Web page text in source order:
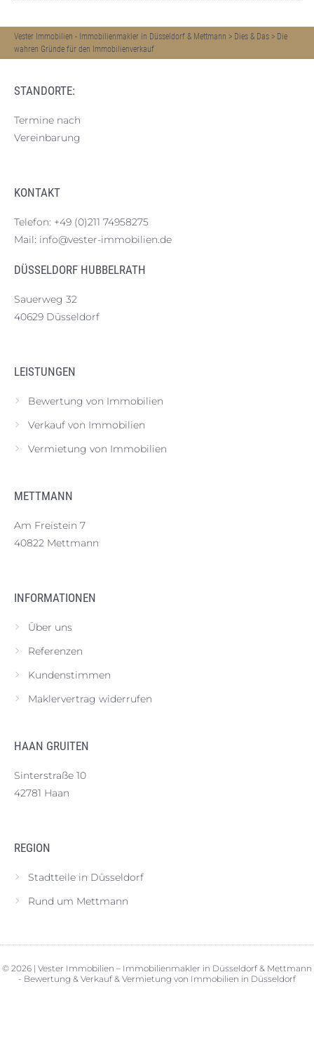
Vester Immobilien - Immobilienmakler in Düsseldorf & Mettmann > Dies & Das > Die
wahren Gründe für den Immobilienverkauf
STANDORTE:
Termine nach
Vereinbarung
KONTAKT
Telefon: +49 (0)211 74958275
Mail: info@vester-immobilien.de
DÜSSELDORF HUBBELRATH
Sauerweg 32
40629 Düsseldorf
LEISTUNGEN
Bewertung von Immobilien
Verkauf von Immobilien
Vermietung von Immobilien
METTMANN
Am Freistein 7
40822 Mettmann
INFORMATIONEN
Über uns
Referenzen
Kundenstimmen
Maklervertrag widerrufen
HAAN GRUITEN
Sinterstraße 10
42781 Haan
REGION
Stadtteile in Düsseldorf
Rund um Mettmann
© 2026 | Vester Immobilien – Immobilienmakler in Düsseldorf & Mettmann
- Bewertung & Verkauf & Vermietung von Immobilien in Düsseldorf